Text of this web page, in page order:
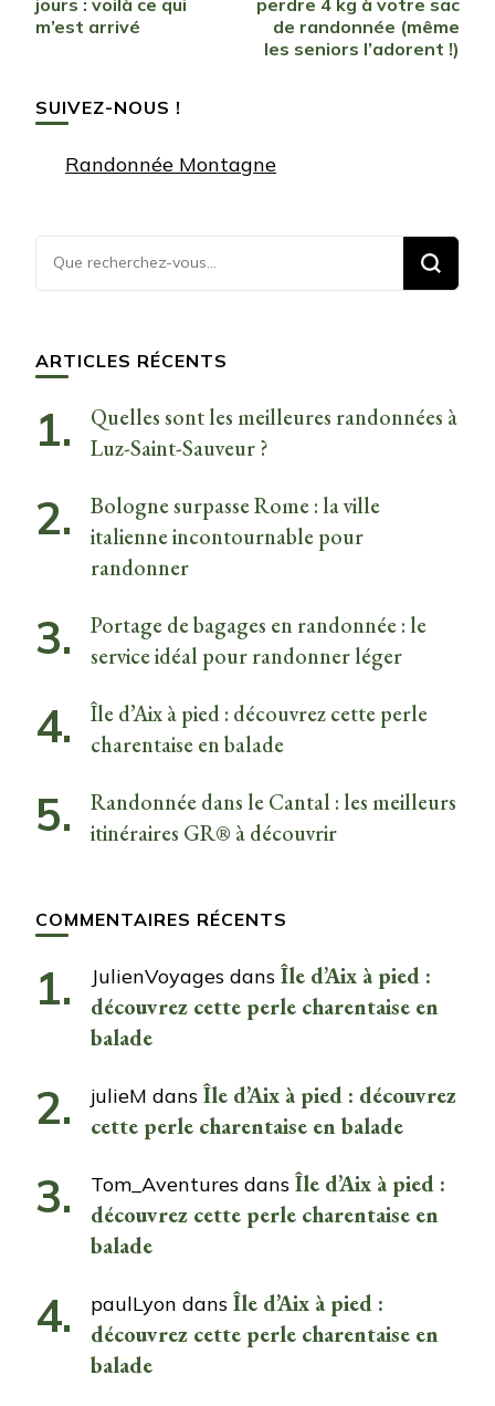
m’est arrivé
de randonnée (même
les seniors l’adorent !)
SUIVEZ-NOUS !
Randonnée Montagne
Vous
recherchiez
ARTICLES RÉCENTS
Quelles sont les meilleures randonnées à
Luz-Saint-Sauveur ?
Bologne surpasse Rome : la ville
italienne incontournable pour
randonner
Portage de bagages en randonnée : le
service idéal pour randonner léger
Île d’Aix à pied : découvrez cette perle
charentaise en balade
Randonnée dans le Cantal : les meilleurs
itinéraires GR® à découvrir
COMMENTAIRES RÉCENTS
JulienVoyages dans Île d’Aix à pied :
découvrez cette perle charentaise en
balade
julieM dans Île d’Aix à pied : découvrez
cette perle charentaise en balade
Tom_Aventures dans Île d’Aix à pied :
découvrez cette perle charentaise en
balade
paulLyon dans Île d’Aix à pied :
découvrez cette perle charentaise en
balade